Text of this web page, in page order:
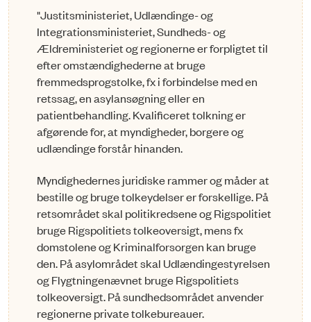
"Justitsministeriet, Udlændinge- og
Integrationsministeriet, Sundheds- og
Ældreministeriet og regionerne er forpligtet til
efter omstændighederne at bruge
fremmedsprogstolke, fx i forbindelse med en
retssag, en asylansøgning eller en
patientbehandling. Kvalificeret tolkning er
afgørende for, at myndigheder, borgere og
udlændinge forstår hinanden.
Myndighedernes juridiske rammer og måder at
bestille og bruge tolkeydelser er for­skellige. På
retsområdet skal politikredsene og Rigspolitiet
bruge Rigspolitiets tolkeoversigt, mens fx
domstolene og Kriminalforsorgen kan bruge
den. På asylområdet skal Udlændingestyrelsen
og Flygtningenævnet bruge Rigspolitiets
tolkeoversigt. På sundhedsområdet anvender
regionerne private tolkebureauer.